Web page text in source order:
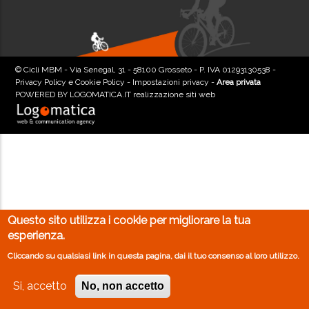
© Cicli MBM - Via Senegal, 31 - 58100 Grosseto - P. IVA 01293130538 -
Privacy Policy e Cookie Policy - Impostazioni privacy - Area privata
POWERED BY LOGOMATICA.IT realizzazione siti web
Questo sito utilizza i cookie per migliorare la tua
esperienza.
Cliccando su qualsiasi link in questa pagina, dai il tuo consenso al loro utilizzo.
Si, accetto No, non accetto